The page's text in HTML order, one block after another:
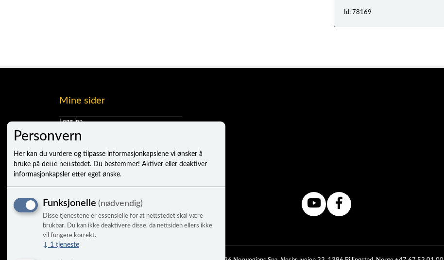
Id: 78169
Mine sider
Logg inn
Vilkår
Personvernerklæring
Administrer cookies
Personvern
Her kan du vurdere og tilpasse informasjonkapslene vi ønsker å
bruke på dette nettstedet. Du bestemmer! Aktiver eller deaktiver
informasjonkapsler etter eget ønske.
Funksjonelle (nødvendig)
Disse tjenestene er essensielle for at nettstedet skal være
brukbar. Du kan ikke deaktivere disse, da nettsiden ellers ikke
vil fungere korrekt.
↓ 1 tjeneste